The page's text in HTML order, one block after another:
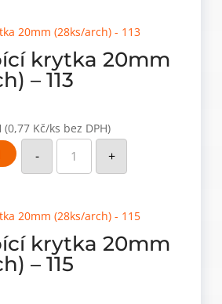
granát
množství
krytka 20mm
– 113
(0,77 Kč/ks bez DPH)
-
Samolepící
krytka
20mm
(28ks/arch)
množství
+
krytka 20mm
– 115